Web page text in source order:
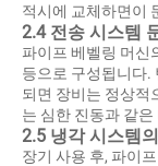
적시에 교체하면이
2.4 전송 시스템
파이프 베벨링 머신
등으로 구성됩니다.
되면 장비는 정상적
는 심한 진동과 같
2.5 냉각 시스템
장기 사용 후, 파이